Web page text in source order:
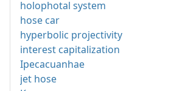
holophotal system
hose car
hyperbolic projectivity
interest capitalization
Ipecacuanhae
jet hose